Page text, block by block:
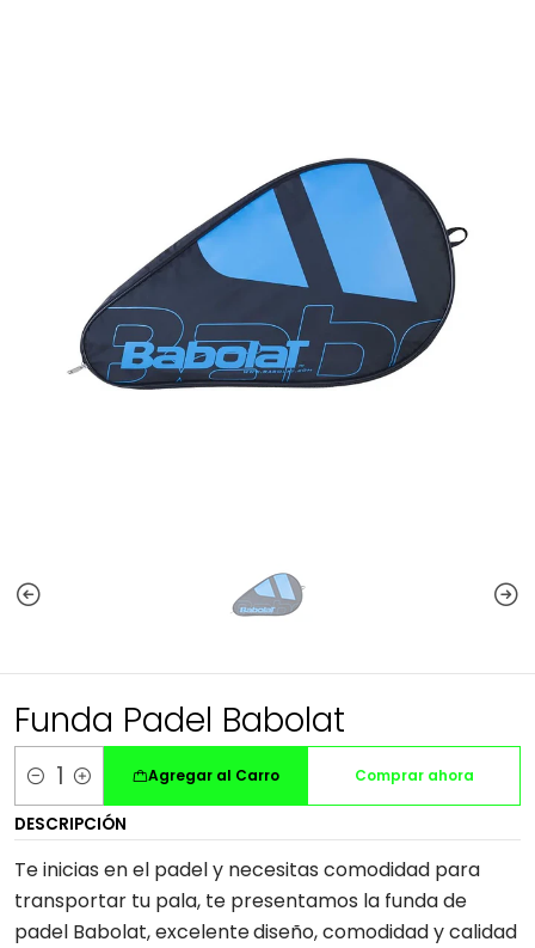
Funda Padel Babolat
Cantidad
Agregar al Carro Comprar ahora
DESCRIPCIÓN
Te inicias en el padel y necesitas comodidad para
transportar tu pala, te presentamos la funda de
padel Babolat, excelentediseño, comodidad y calidad